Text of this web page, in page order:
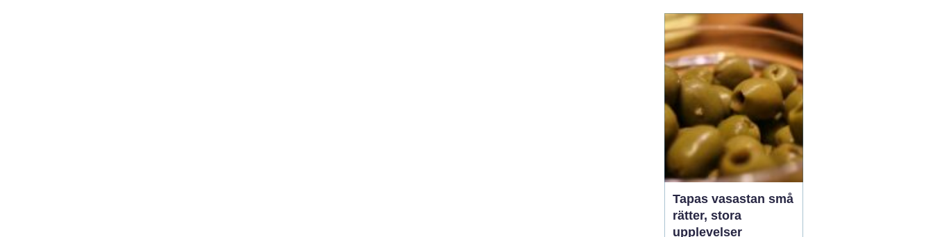
ett rör börjar läcka märks
det direkt. I en stad som
Göteborg, med äldre
landshövdingehus,
moderna nybyggen och
allt däremellan, ...
Tapas vasastan små
rätter, stora
upplevelser